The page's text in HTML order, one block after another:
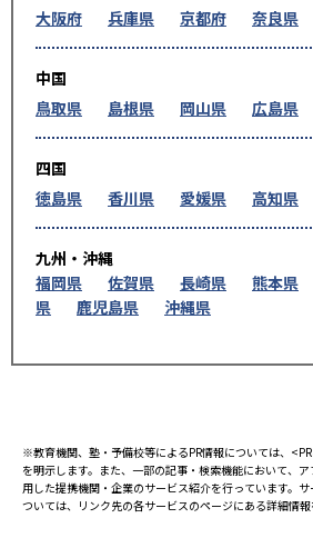
大阪府
兵庫県 京都府 奈良県
中国
鳥取県
島根県 岡山県 広島県
四国
徳島県
香川県 愛媛県 高知県
九州・沖縄
福岡県
佐賀県 長崎県 熊本県
県
鹿児島県 沖縄県
※教育機関、塾・予備校等によるPR情報については、
を明示します。また、一部の記事・検索機能において、
用した提携機関・企業のサービス紹介を行っています。
ついては、リンク先の各サービスのページにある詳細情報